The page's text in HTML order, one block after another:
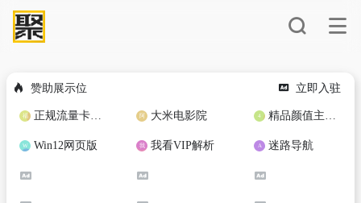
赞助展示位 立即入驻
正规流量卡免费加盟合作 大米电影院 精品颜值主播定制
Win12网页版 我看VIP解析 迷路导航